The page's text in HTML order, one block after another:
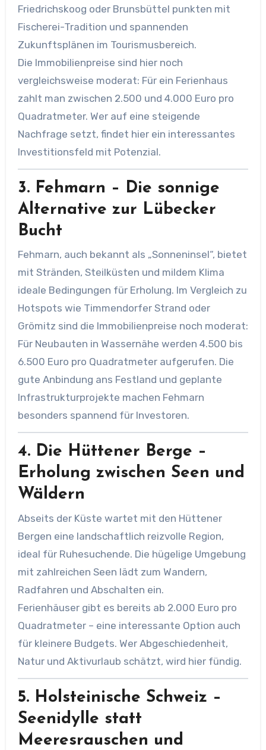
Friedrichskoog oder Brunsbüttel punkten mit
Fischerei-Tradition und spannenden
Zukunftsplänen im Tourismusbereich.
Die Immobilienpreise sind hier noch
vergleichsweise moderat: Für ein Ferienhaus
zahlt man zwischen 2.500 und 4.000 Euro pro
Quadratmeter. Wer auf eine steigende
Nachfrage setzt, findet hier ein interessantes
Investitionsfeld mit Potenzial.
3. Fehmarn – Die sonnige
Alternative zur Lübecker
Bucht
Fehmarn, auch bekannt als „Sonneninsel“, bietet
mit Stränden, Steilküsten und mildem Klima
ideale Bedingungen für Erholung. Im Vergleich zu
Hotspots wie Timmendorfer Strand oder
Grömitz sind die Immobilienpreise noch moderat:
Für Neubauten in Wassernähe werden 4.500 bis
6.500 Euro pro Quadratmeter aufgerufen. Die
gute Anbindung ans Festland und geplante
Infrastrukturprojekte machen Fehmarn
besonders spannend für Investoren.
4. Die Hüttener Berge –
Erholung zwischen Seen und
Wäldern
Abseits der Küste wartet mit den Hüttener
Bergen eine landschaftlich reizvolle Region,
ideal für Ruhesuchende. Die hügelige Umgebung
mit zahlreichen Seen lädt zum Wandern,
Radfahren und Abschalten ein.
Ferienhäuser gibt es bereits ab 2.000 Euro pro
Quadratmeter – eine interessante Option auch
für kleinere Budgets. Wer Abgeschiedenheit,
Natur und Aktivurlaub schätzt, wird hier fündig.
5. Holsteinische Schweiz –
Seenidylle statt
Meeresrauschen und